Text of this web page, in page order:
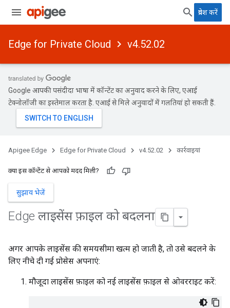
प्रवेश करें
Edge for Private Cloud v4.52.02
Google आपकी पसंदीदा भाषा में कॉन्टेंट का अनुवाद करने के लिए, एआई
टेक्नोलॉजी का इस्तेमाल करता है. एआई से मिले अनुवादों में गलतियां हो सकती हैं.
Apigee Edge Edge for Private Cloud v4.52.02 कार्रवाइयां
क्या इस कॉन्टेंट से आपको मदद मिली?
सुझाव भेजें
Edge लाइसेंस फ़ाइल को बदलना
अगर आपके लाइसेंस की समयसीमा खत्म हो जाती है, तो उसे बदलने के
लिए नीचे दी गई प्रोसेस अपनाएं:
मौजूदा लाइसेंस फ़ाइल को नई लाइसेंस फ़ाइल से ओवरराइट करें: